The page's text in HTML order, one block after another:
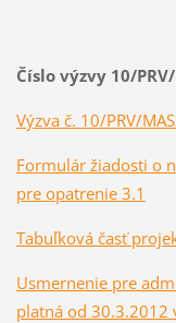
Číslo výzvy 10/
Výzva č. 10/PRV/
Formulár žiadosti o
pre opatrenie 3.1
Tabuľková časť
Usmernenie pre
platná od 30.3.2012